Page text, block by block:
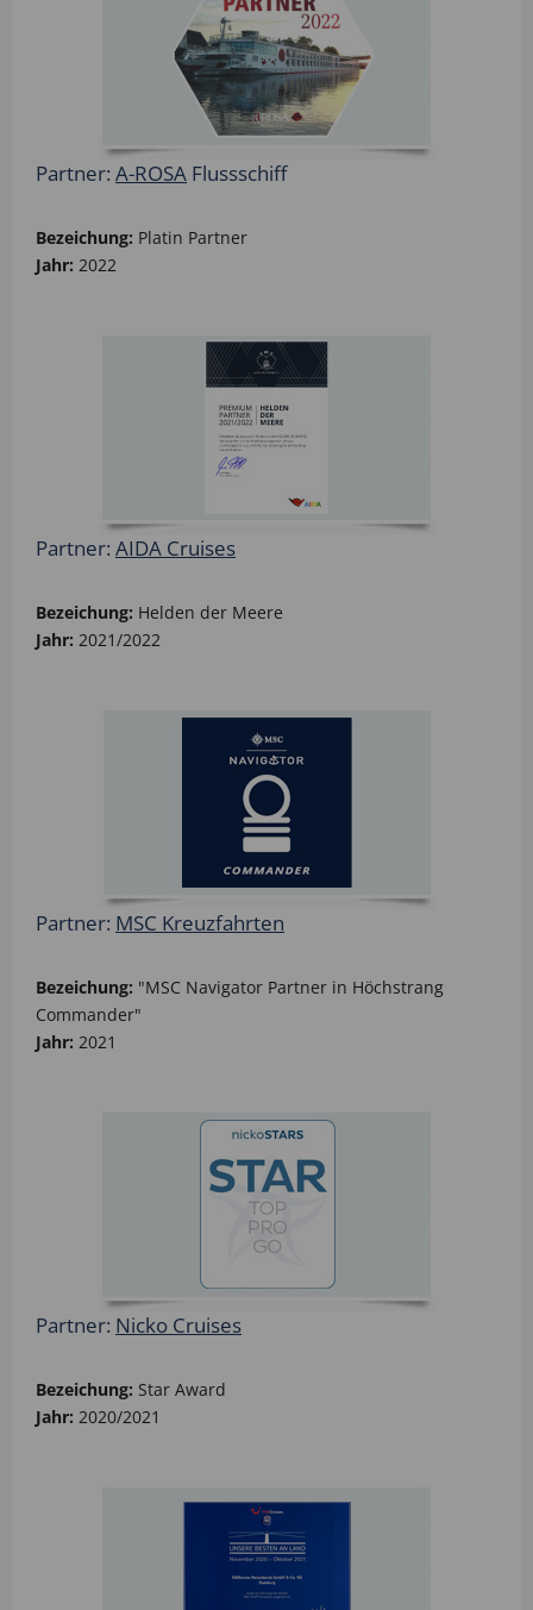
Partner: A-ROSA Flussschiff
Bezeichung: Platin Partner
Jahr: 2022
Partner: AIDA Cruises
Bezeichung: Helden der Meere
Jahr: 2021/2022
Partner: MSC Kreuzfahrten
Bezeichung: "MSC Navigator Partner in Höchstrang
Commander"
Jahr: 2021
Partner: Nicko Cruises
Bezeichung: Star Award
Jahr: 2020/2021